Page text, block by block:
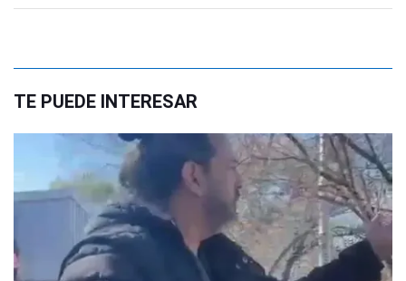
TE PUEDE INTERESAR